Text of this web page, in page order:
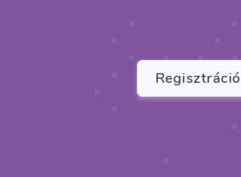
Regisztráció